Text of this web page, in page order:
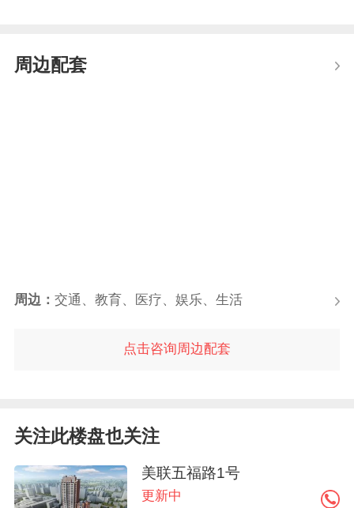
周边配套
周边： 交通、教育、医疗、娱乐、生活
点击咨询周边配套
关注此楼盘也关注
美联五福路1号
更新中